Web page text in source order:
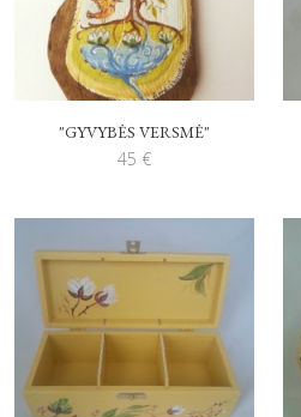
"GYVYBĖS VERSMĖ"
45 €